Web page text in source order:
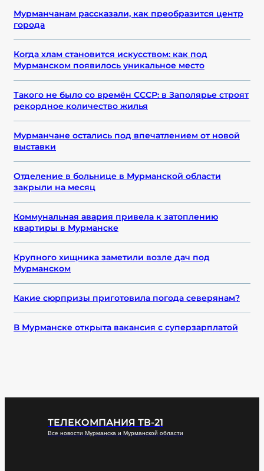
Мурманчанам рассказали, как преобразится центр
города
Когда хлам становится искусством: как под
Мурманском появилось уникальное место
Такого не было со времён СССР: в Заполярье строят
рекордное количество жилья
Мурманчане остались под впечатлением от новой
выставки
Отделение в больнице в Мурманской области
закрыли на месяц
Коммунальная авария привела к затоплению
квартиры в Мурманске
Крупного хищника заметили возле дач под
Мурманском
Какие сюрпризы приготовила погода северянам?
В Мурманске открыта вакансия с суперзарплатой
ТЕЛЕКОМПАНИЯ ТВ-21
Все новости Мурманска и Мурманской области